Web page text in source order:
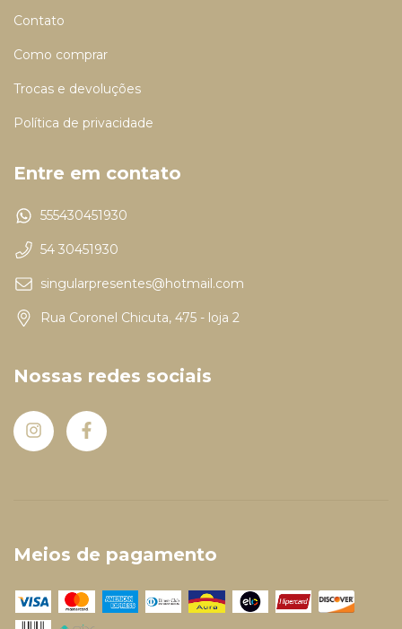
Contato
Como comprar
Trocas e devoluções
Política de privacidade
Entre em contato
555430451930
54 30451930
singularpresentes@hotmail.com
Rua Coronel Chicuta, 475 - loja 2
Nossas redes sociais
Meios de pagamento